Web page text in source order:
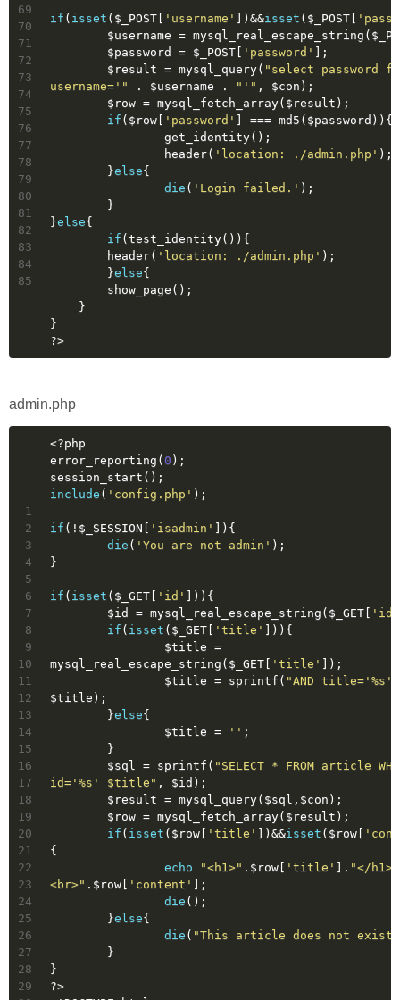
69
70
71
72
73
74
75
76
77
78
79
80
81
82
83
84
85
if ( isset ($_POST[ 'username' ])&&isset ($_POST[
$username =
	$password = $_POST[
'password' ];
	$result = mysql_query(
"select password
username='"
. $username . "'" , $con);
	$row = mysql_fetch_array($result);
if ($row[ 'password' ] === md5($password)){
  		get_identity();
  		header(
'location: ./admin.php' );
  	}
else{
die ( 'Login failed.' );
  	}
}else{
if (test_identity()){
        header(
'location: ./admin.php' );
	}
else{
        show_page();
    }
}
?>
admin.php
1
2
3
4
5
6
7
8
9
10
11
12
13
14
15
16
17
18
19
20
21
22
23
24
25
26
27
28
29
<?php
error_reporting( 0 );
session_start();
include ( 'config.php' );
if (!$_SESSION[ 'isadmin' ]){
die ( 'You are not admin' );
}
if ( isset ($_GET[ 'id' ])){
	$id = mysql_real_escape_string($_GET[
'id'
if ( isset ($_GET[ 'title' ])){
mysql_real_escape_string($_GET[ 'title' ]);
		$title = sprintf(
"AND title='%s'"
$title);
	}
else{
		$title =
'' ;
	}
	$sql = sprintf(
"SELECT * FROM article
id='%s' $title" , $id);
	$result = mysql_query($sql,$con);
	$row = mysql_fetch_array($result);
if ( isset ($row[ 'title' ])&&isset ($row[
{
echo
"<h1>" .$row[ 'title' ]. "</h1>
<br>" .$row[ 'content' ];
die ();
	}
else{
die ( "This article does not
	}
}
?>